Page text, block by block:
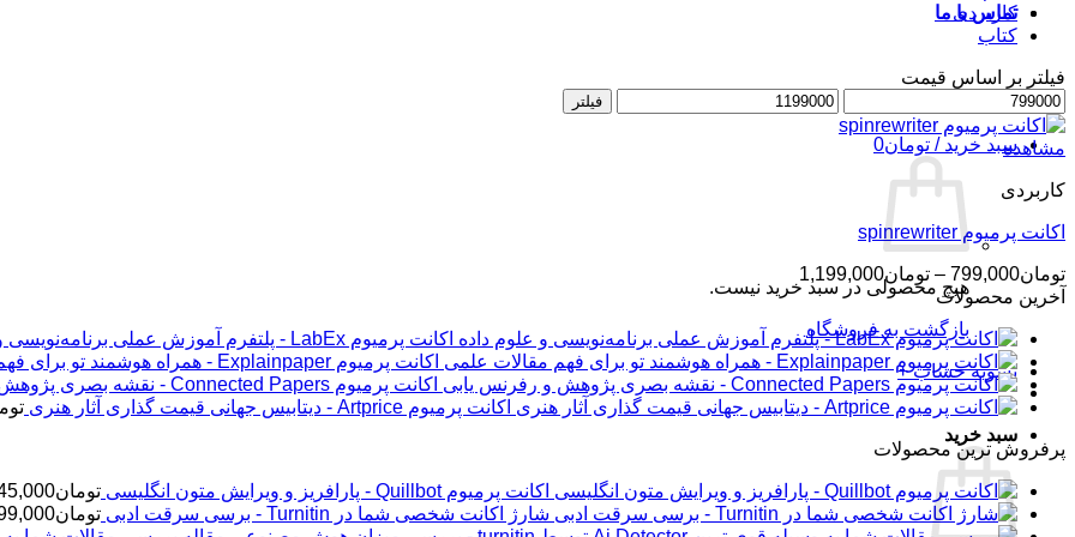
تماس با ما
ورود / عضویت
سبد خرید / تومان0
هیچ محصولی در سبد خرید نیست.
بازگشت به فروشگاه
تسویه حساب +
سبد خرید
کاربردی
کتاب
فیلتر بر اساس قیمت
حداقل
قیمت
حداکثر
قیمت
فیلتر
مشاهده
کاربردی
اکانت پرمیوم spinrewriter
تومان799,000
– تومان1,199,000
قیمت:
تا
تومان1,199,000
آخرین محصولات
اکانت پرمیوم LabEx - پلتفرم آموزش عملی برنامه‌نویسی و علوم داده
اکانت پرمیوم Explainpaper - همراه هوشمند تو برای فهم مقالات علمی
اکانت پرمیوم Connected Papers - نقشه بصری پژوهش و رفرنس یابی
اکانت پرمیوم Artprice - دیتابیس جهانی قیمت ‌گذاری آثار هنری
پرفروش ترین محصولات
اکانت پرمیوم Quillbot - پارافریز و ویرایش متون انگلیسی تومان
شارژ اکانت شخصی شما در Turnitin - برسی سرقت ادبی تومان